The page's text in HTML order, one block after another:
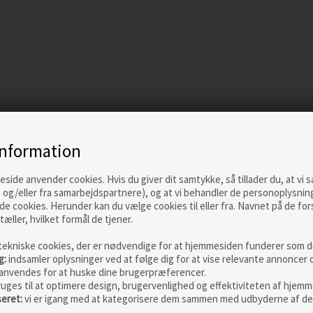
anvender cookies. Hvis du giver dit samtykke, så tillader du, at vi
og/eller fra samarbejdspartnere), og at vi behandler de
cookies. Herunder kan du vælge cookies til eller fra. Navnet på de
hvilket formål de tjener.
cookies, der er nødvendige for at hjemmesiden funderer som
indsamler oplysninger ved at følge dig for at vise relevante annoncer
for at huske dine brugerpræferencer.
til at optimere design, brugervenlighed og effektiviteten af
vi er igang med at kategorisere dem sammen med udbyderne af
OPST Commando
OPST